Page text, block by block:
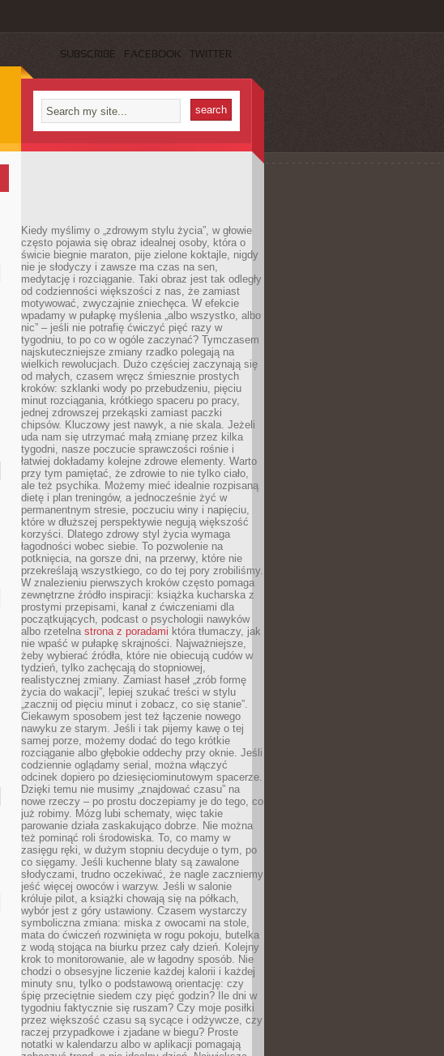
SUBSCRIBE FACEBOOK TWITTER
Kiedy myślimy o „zdrowym stylu życia”, w głowie
często pojawia się obraz idealnej osoby, która o
świcie biegnie maraton, pije zielone koktajle, nigdy
nie je słodyczy i zawsze ma czas na sen,
medytację i rozciąganie. Taki obraz jest tak odległy
od codzienności większości z nas, że zamiast
motywować, zwyczajnie zniechęca. W efekcie
wpadamy w pułapkę myślenia „albo wszystko, albo
nic” – jeśli nie potrafię ćwiczyć pięć razy w
tygodniu, to po co w ogóle zaczynać? Tymczasem
najskuteczniejsze zmiany rzadko polegają na
wielkich rewolucjach. Dużo częściej zaczynają się
od małych, czasem wręcz śmiesznie prostych
kroków: szklanki wody po przebudzeniu, pięciu
minut rozciągania, krótkiego spaceru po pracy,
jednej zdrowszej przekąski zamiast paczki
chipsów. Kluczowy jest nawyk, a nie skala. Jeżeli
uda nam się utrzymać małą zmianę przez kilka
tygodni, nasze poczucie sprawczości rośnie i
łatwiej dokładamy kolejne zdrowe elementy. Warto
przy tym pamiętać, że zdrowie to nie tylko ciało,
ale też psychika. Możemy mieć idealnie rozpisaną
dietę i plan treningów, a jednocześnie żyć w
permanentnym stresie, poczuciu winy i napięciu,
które w dłuższej perspektywie negują większość
korzyści. Dlatego zdrowy styl życia wymaga
łagodności wobec siebie. To pozwolenie na
potknięcia, na gorsze dni, na przerwy, które nie
przekreślają wszystkiego, co do tej pory zrobiliśmy.
W znalezieniu pierwszych kroków często pomaga
zewnętrzne źródło inspiracji: książka kucharska z
prostymi przepisami, kanał z ćwiczeniami dla
początkujących, podcast o psychologii nawyków
albo rzetelna strona z poradami która tłumaczy, jak
nie wpaść w pułapkę skrajności. Najważniejsze,
żeby wybierać źródła, które nie obiecują cudów w
tydzień, tylko zachęcają do stopniowej,
realistycznej zmiany. Zamiast haseł „zrób formę
życia do wakacji”, lepiej szukać treści w stylu
„zacznij od pięciu minut i zobacz, co się stanie”.
Ciekawym sposobem jest też łączenie nowego
nawyku ze starym. Jeśli i tak pijemy kawę o tej
samej porze, możemy dodać do tego krótkie
rozciąganie albo głębokie oddechy przy oknie. Jeśli
codziennie oglądamy serial, można włączyć
odcinek dopiero po dziesięciominutowym spacerze.
Dzięki temu nie musimy „znajdować czasu” na
nowe rzeczy – po prostu doczepiamy je do tego, co
już robimy. Mózg lubi schematy, więc takie
parowanie działa zaskakująco dobrze. Nie można
też pominąć roli środowiska. To, co mamy w
zasięgu ręki, w dużym stopniu decyduje o tym, po
co sięgamy. Jeśli kuchenne blaty są zawalone
słodyczami, trudno oczekiwać, że nagle zaczniemy
jeść więcej owoców i warzyw. Jeśli w salonie
króluje pilot, a książki chowają się na półkach,
wybór jest z góry ustawiony. Czasem wystarczy
symboliczna zmiana: miska z owocami na stole,
mata do ćwiczeń rozwinięta w rogu pokoju, butelka
z wodą stojąca na biurku przez cały dzień. Kolejny
krok to monitorowanie, ale w łagodny sposób. Nie
chodzi o obsesyjne liczenie każdej kalorii i każdej
minuty snu, tylko o podstawową orientację: czy
śpię przeciętnie siedem czy pięć godzin? Ile dni w
tygodniu faktycznie się ruszam? Czy moje posiłki
przez większość czasu są sycące i odżywcze, czy
raczej przypadkowe i zjadane w biegu? Proste
notatki w kalendarzu albo w aplikacji pomagają